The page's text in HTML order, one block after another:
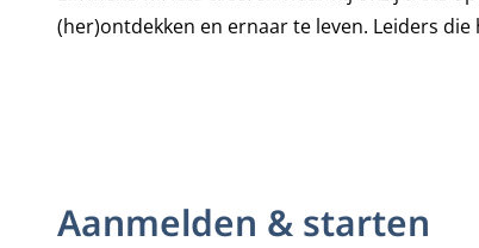
(her)ontdekken en ernaar te leven. Leiders
Aanmelden & starten